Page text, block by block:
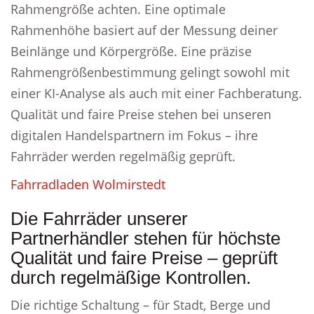
Rahmengröße achten. Eine optimale
Rahmenhöhe basiert auf der Messung deiner
Beinlänge und Körpergröße. Eine präzise
Rahmengrößenbestimmung gelingt sowohl mit
einer KI-Analyse als auch mit einer Fachberatung.
Qualität und faire Preise stehen bei unseren
digitalen Handelspartnern im Fokus – ihre
Fahrräder werden regelmäßig geprüft.
Fahrradladen Wolmirstedt
Die Fahrräder unserer
Partnerhändler stehen für höchste
Qualität und faire Preise – geprüft
durch regelmäßige Kontrollen.
Die richtige Schaltung – für Stadt, Berge und